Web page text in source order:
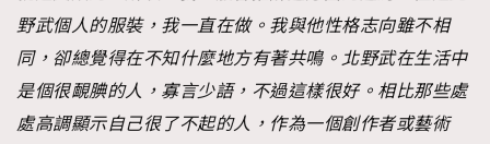
野武個人的服裝，我一直在做。我與他性格志向雖不相
同，卻總覺得在不知什麼地方有著共鳴。北野武在生活中
是個很靦腆的人，寡言少語，不過這樣很好。相比那些處
處高調顯示自己很了不起的人，作為一個創作者或藝術